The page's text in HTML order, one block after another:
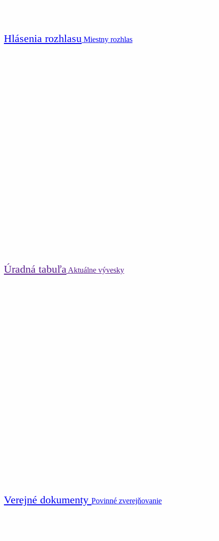
Hlásenia rozhlasu Miestny rozhlas
Úradná tabuľa Aktuálne vývesky
Verejné dokumenty Povinné zverejňovanie